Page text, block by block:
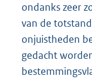
ondanks zeer
van de
onjuistheden
gedacht